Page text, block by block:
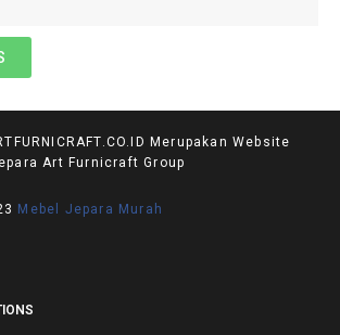
Merupakan Website
Art Furnicraft Group
Mebel Jepara Murah